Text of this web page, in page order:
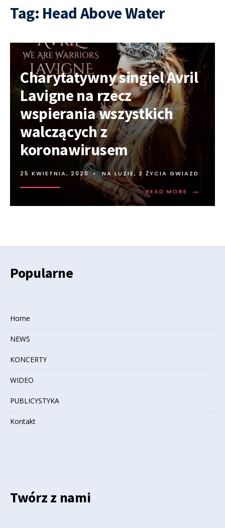
Tag: Head Above Water
Charytatywny singiel Avril
Lavigne na rzecz
wspierania wszystkich
walczących z
koronawirusem
25 KWIETNIA, 2020 • NA LUZIE,Z ŻYCIA GWIAZD
READ MORE →
Popularne
Home
NEWS
KONCERTY
WIDEO
PUBLICYSTYKA
Kontakt
Twórz z nami